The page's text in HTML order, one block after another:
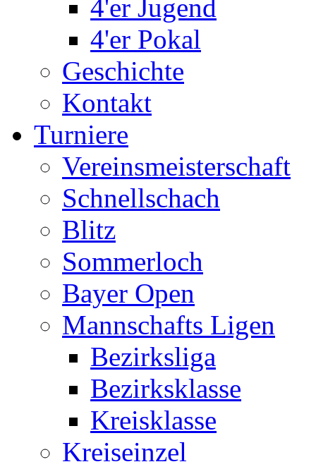
4'er Jugend
4'er Pokal
Geschichte
Kontakt
Turniere
Vereinsmeisterschaft
Schnellschach
Blitz
Sommerloch
Bayer Open
Mannschafts Ligen
Bezirksliga
Bezirksklasse
Kreisklasse
Kreiseinzel